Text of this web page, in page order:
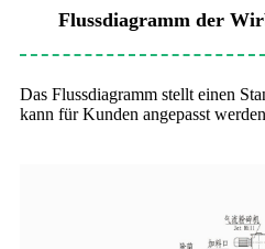
Flussdiagramm der
Das Flussdiagramm stellt einen
kann für Kunden angepasst